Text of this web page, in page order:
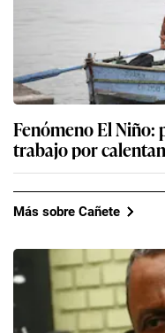
Fenómeno El Niño:
trabajo por
Más sobre Cañete